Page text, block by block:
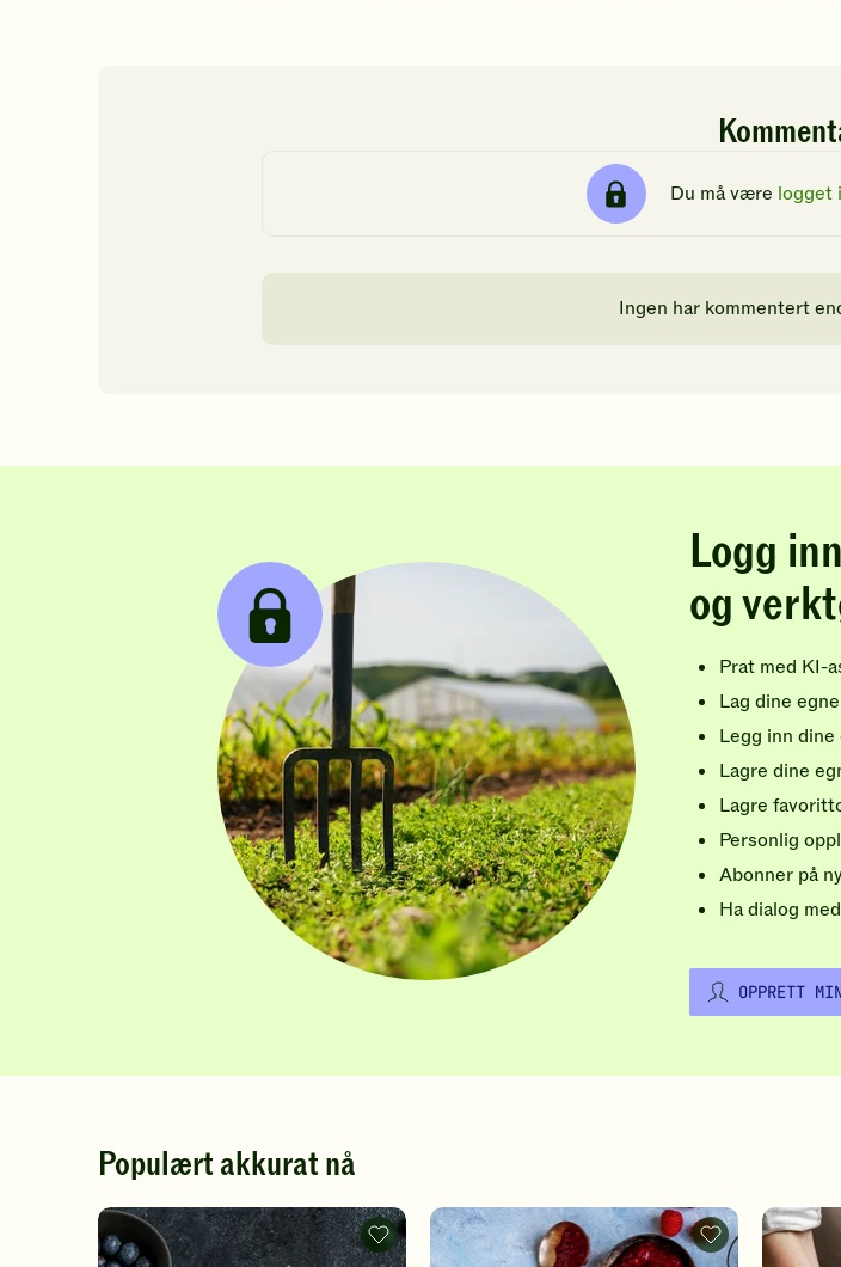
Du må være logget
Ingen har kommentert
Logg
og
Prat med KI-
Lag dine
Legg inn
Lagre dine
Lagre
Personlig
Abonner på
Ha dialog
OPPRETT
Populært akkurat nå
Pannekaker
-
Vafler
-